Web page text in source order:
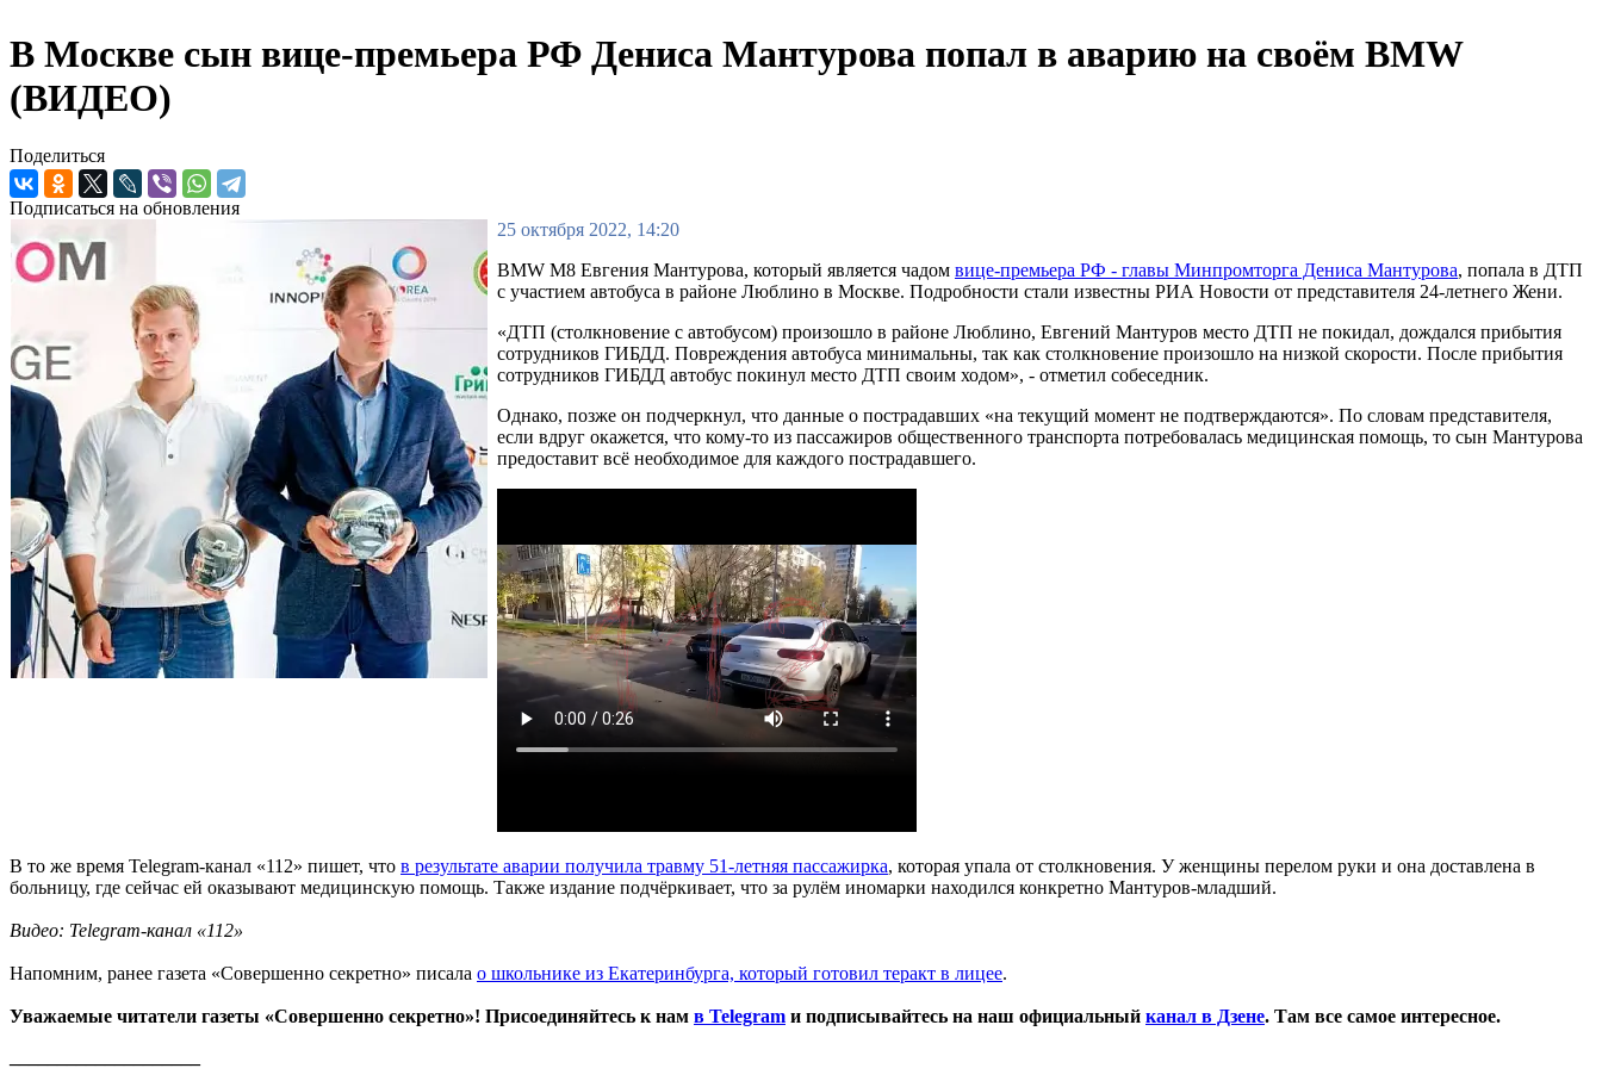
В Москве сын вице-премьера РФ Дениса Мантурова попал в аварию на своём BMW
(ВИДЕО)
Поделиться
Подписаться на обновления
25 октября 2022, 14:20
BMW M8 Евгения Мантурова, который является чадом вице-премьера РФ - главы Минпромторга Дениса Мантурова, попала в ДТП
с участием автобуса в районе Люблино в Москве. Подробности стали известны РИА Новости от представителя 24-летнего Жени.
«ДТП (столкновение с автобусом) произошло в районе Люблино, Евгений Мантуров место ДТП не покидал, дождался прибытия
сотрудников ГИБДД. Повреждения автобуса минимальны, так как столкновение произошло на низкой скорости. После прибытия
сотрудников ГИБДД автобус покинул место ДТП своим ходом», - отметил собеседник.
Однако, позже он подчеркнул, что данные о пострадавших «на текущий момент не подтверждаются». По словам представителя,
если вдруг окажется, что кому-то из пассажиров общественного транспорта потребовалась медицинская помощь, то сын Мантурова
предоставит всё необходимое для каждого пострадавшего.
В то же время Telegram-канал «112» пишет, что в результате аварии получила травму 51-летняя пассажирка, которая упала от столкновения. У женщины перелом руки и она доставлена в
больницу, где сейчас ей оказывают медицинскую помощь. Также издание подчёркивает, что за рулём иномарки находился конкретно Мантуров-младший.
Видео: Telegram-канал «112»
Напомним, ранее газета «Совершенно секретно» писала о школьнике из Екатеринбурга, который готовил теракт в лицее.
Уважаемые читатели газеты «Совершенно секретно»! Присоединяйтесь к нам в Telegram и подписывайтесь на наш официальный канал в Дзене. Там все самое интересное.